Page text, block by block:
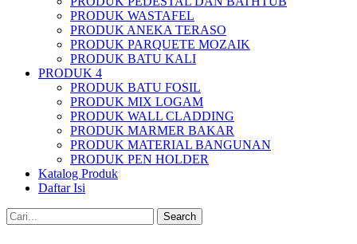
PRODUK WASTAFEL
PRODUK ANEKA TERASO
PRODUK PARQUETE MOZAIK
PRODUK BATU KALI
PRODUK 4
PRODUK BATU FOSIL
PRODUK MIX LOGAM
PRODUK WALL CLADDING
PRODUK MARMER BAKAR
PRODUK MATERIAL BANGUNAN
PRODUK PEN HOLDER
Katalog Produk
Daftar Isi
Search